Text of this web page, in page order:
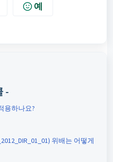
예
-
용하나요?
위배는 어떻게